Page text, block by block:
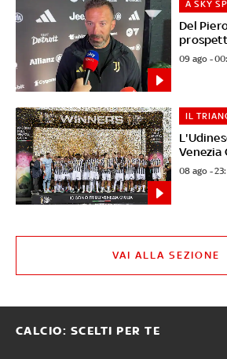
Del
A SKY
09 ago -
Venezia
IL
08 ago -
VAI ALLA SEZIONE
CALCIO: SCELTI PER TE